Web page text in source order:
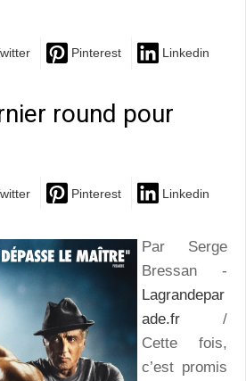
Pinterest Linkedin
round pour
Pinterest Linkedin
Par Serge
Bressan -
Lagrandepar
ade.fr /
Cette fois,
c’est promis